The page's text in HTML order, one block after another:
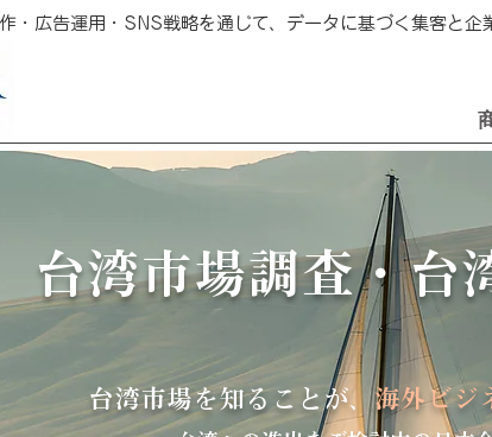
・広告運用・SNS戦略を通じて、データに基づく集客と
台湾市場調査・台
台湾市場を知ることが、海外ビジ